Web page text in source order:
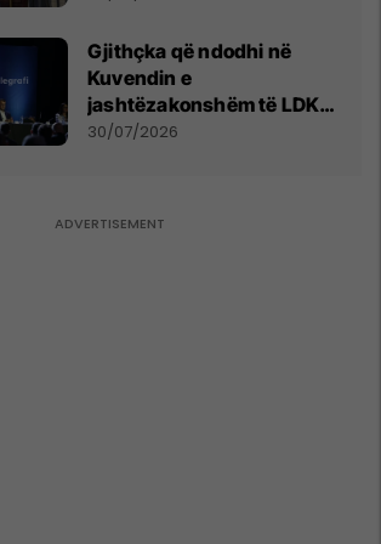
Gjithçka që ndodhi në
Kuvendin e
jashtëzakonshëm të LDK-
së
30/07/2026